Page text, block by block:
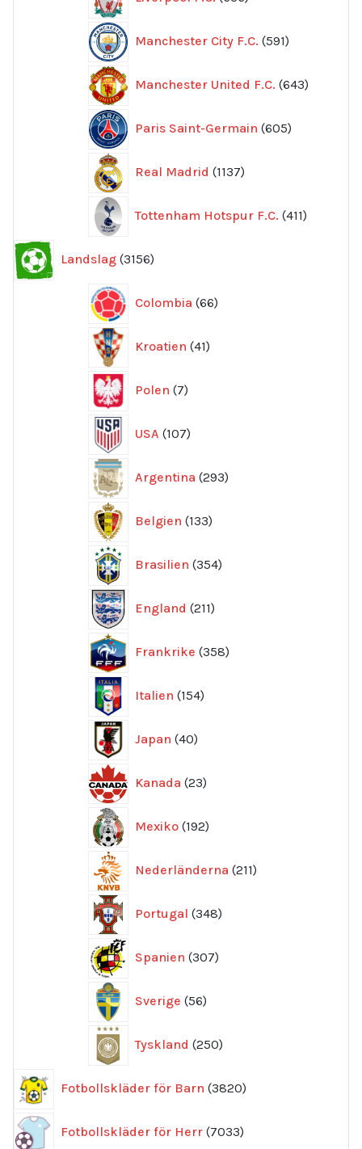
produkter
Manchester City F.C. 591
produkter
Manchester United F.C. 643
Paris Saint-Germain 605
produkter
Real Madrid 1137
produkter
Tottenham Hotspur F.C. 411
produkter
Landslag 3156
produkter
Colombia 66
produkter
Kroatien 41
produkter
Polen 7
produkter
USA 107
produkter
Argentina 293
produkter
Belgien 133
produkter
Brasilien 354
produkter
England 211
produkter
Frankrike 358
produkter
Italien 154
produkter
Japan 40
produkter
Kanada 23
produkter
Mexiko 192
produkter
Nederländerna 211
produkter
Portugal 348
produkter
Spanien 307
produkter
Sverige 56
produkter
Tyskland 250
produkter
Fotbollskläder för Barn 3820
produkter
Fotbollskläder för Herr 7033
produkter